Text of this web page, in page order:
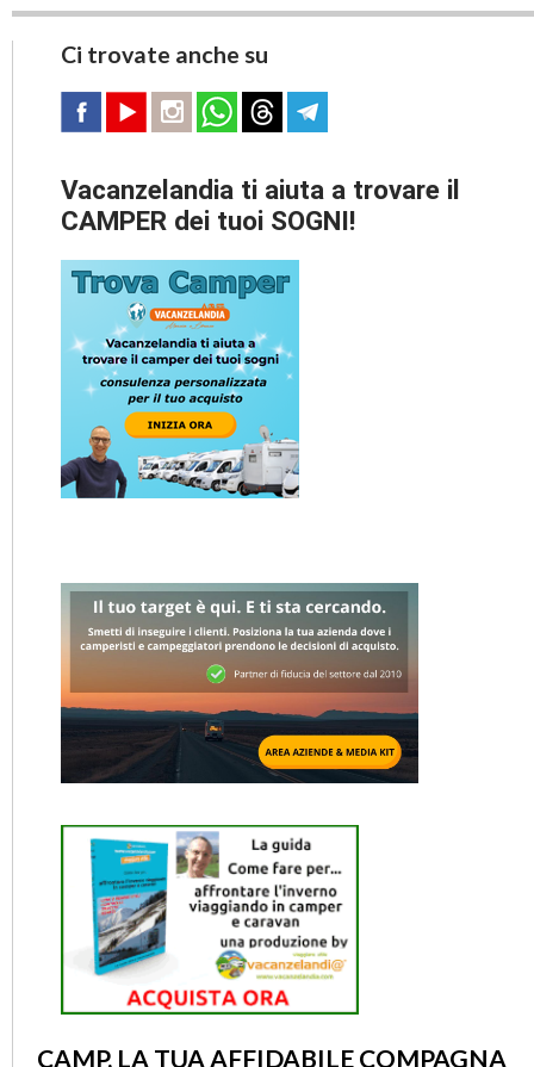
Ci trovate anche su
Vacanzelandia ti aiuta a trovare il
CAMPER dei tuoi SOGNI!
CAMP, LA TUA AFFIDABILE COMPAGNA